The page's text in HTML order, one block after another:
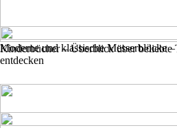
Kinderbücher – Überblick über beliebte
Moderne und klassische Messerblöcke
entdecken